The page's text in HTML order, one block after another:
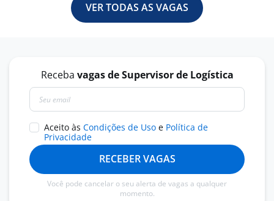
VER TODAS AS VAGAS
Receba vagas de Supervisor de Logística
Aceito às Condições de Uso e Política de
Privacidade
RECEBER VAGAS
Você pode cancelar o seu alerta de vagas a qualquer
momento.